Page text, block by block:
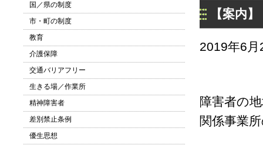
【案内
2019年6月
障害者の
関係事業
国／県の制度
市・町の制度
教育
介護保障
交通バリアフリー
生きる場／作業所
精神障害者
差別禁止条例
優生思想